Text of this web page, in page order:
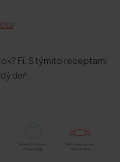
Fí. S týmito receptami
deň.